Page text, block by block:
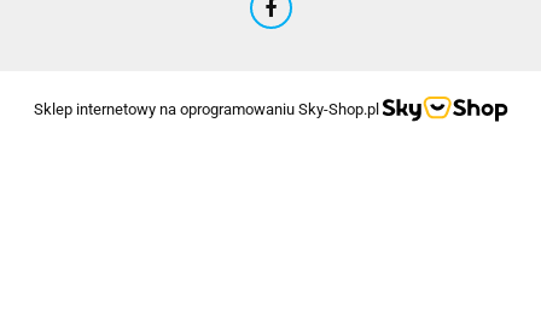
Sklep internetowy na oprogramowaniu Sky-Shop.pl